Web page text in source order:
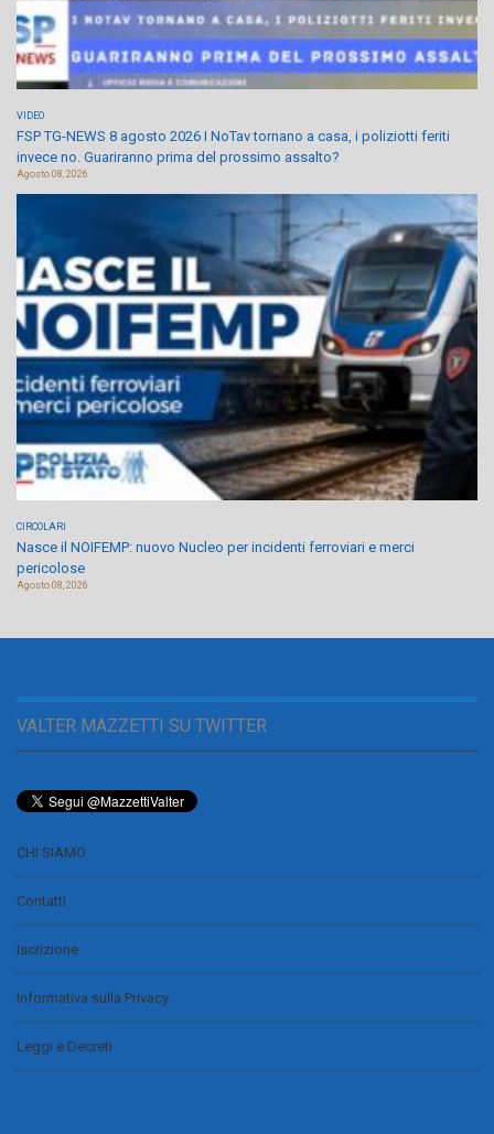
VIDEO
FSP TG-NEWS 8 agosto 2026 I NoTav tornano a casa, i poliziotti feriti
invece no. Guariranno prima del prossimo assalto?
Agosto 08, 2026
CIRCOLARI
Nasce il NOIFEMP: nuovo Nucleo per incidenti ferroviari e merci
pericolose
Agosto 08, 2026
VALTER MAZZETTI SU TWITTER
CHI SIAMO
Contatti
Iscrizione
Informativa sulla Privacy
Leggi e Decreti